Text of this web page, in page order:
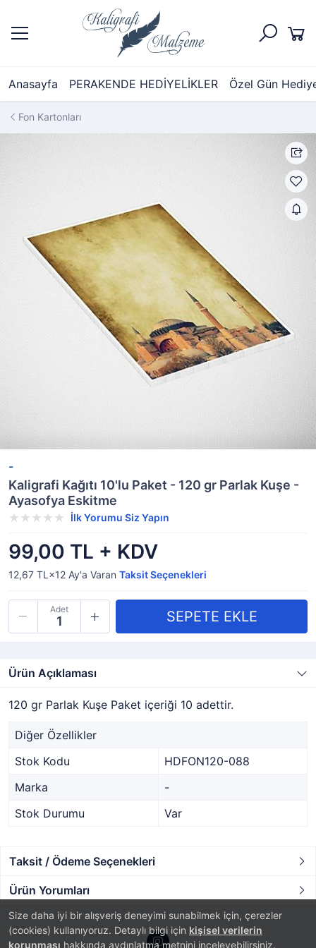
Anasayfa PERAKENDE HEDİYELİKLER Özel Gün
Size daha iyi bir alışveriş deneyimi sunabilmek için, çerezler
(cookies) kullanıyoruz. Detaylı bilgi için kişisel verilerin
korunması hakkında aydınlatma metnini inceleyebilirsiniz.
Fon Kartonları
-
Kaligrafi Kağıtı 10'lu Paket - 120 gr Parlak Kuşe -
Ayasofya Eskitme
İlk Yorumu Siz Yapın
99,00 TL + KDV
12,67 TL×12 Ay'a Varan Taksit Seçenekleri
Adet
Ürün Açıklaması
120 gr Parlak Kuşe Paket içeriği 10 adettir.
Diğer Özellikler
Stok Kodu
HDFON120-088
Marka
-
Stok Durumu
Var
Taksit / Ödeme Seçenekleri
Ürün Yorumları